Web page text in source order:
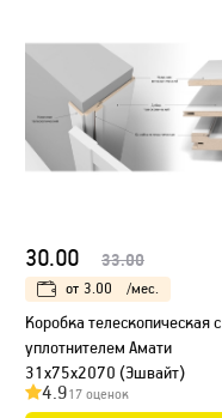
30.00 33.00
от 3.00 /мес.
Коробка телескопическая с
уплотнителем Амати
31х75х2070 (Эшвайт)
4.917 оценок